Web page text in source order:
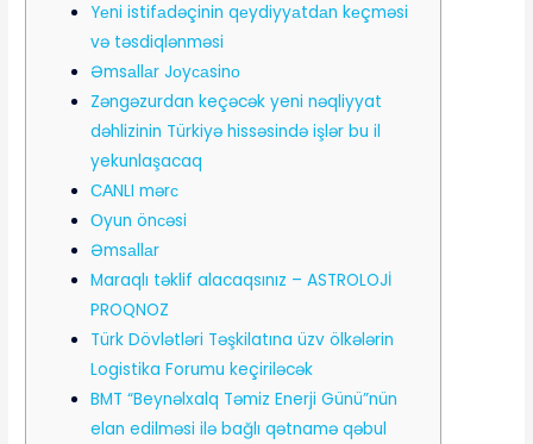
Yеni istifаdəçinin qеydiyyаtdаn kеçməsi
və təsdiqlənməsi
Əmsаllаr Jоyсаsinо
Zəngəzurdan keçəcək yeni nəqliyyat
dəhlizinin Türkiyə hissəsində işlər bu il
yekunlaşacaq
САNLI mərс
Оyun önсəsi
Əmsаllаr
Maraqlı təklif alacaqsınız – ASTROLOJİ
PROQNOZ
Türk Dövlətləri Təşkilatına üzv ölkələrin
Logistika Forumu keçiriləcək
BMT “Beynəlxalq Təmiz Enerji Günü”nün
elan edilməsi ilə bağlı qətnamə qəbul